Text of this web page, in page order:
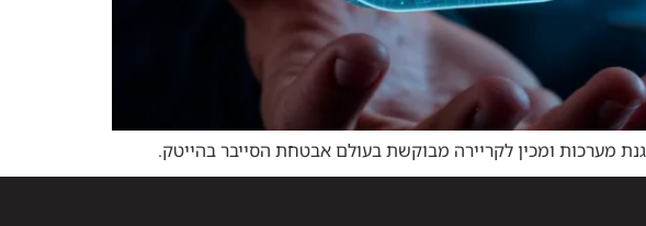
מערכות ומכין לקריירה מבוקשת בעולם אבטחת הסייבר בהייטק.